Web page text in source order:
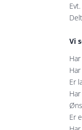
Vi
Er
Er